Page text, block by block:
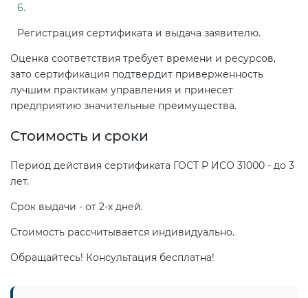
Регистрация сертификата и выдача заявителю.
Оценка соответствия требует времени и ресурсов,
зато сертификация подтвердит приверженность
лучшим практикам управления и принесет
предприятию значительные преимущества.
Стоимость и сроки
Период действия сертификата ГОСТ Р ИСО 31000 - до 3
лет.
Срок выдачи - от 2-х дней.
Стоимость рассчитывается индивидуально.
Обращайтесь! Консультация бесплатна!